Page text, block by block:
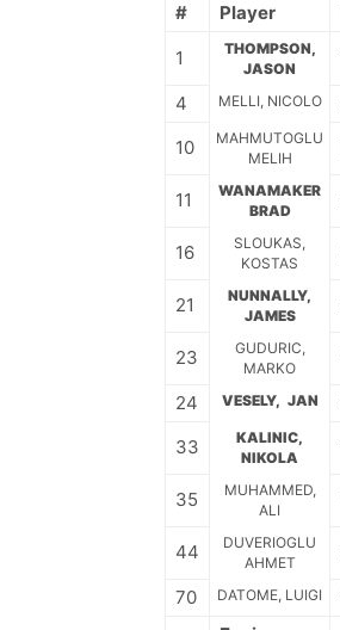
#
Player
1
THOMPSON,
JASON
4
MELLI, NICOLO
10
MAHMUTOGLU
MELIH
11
WANAMAKER
BRAD
16
SLOUKAS,
KOSTAS
21
NUNNALLY,
JAMES
23
GUDURIC,
MARKO
24
VESELY, JAN
33
KALINIC,
NIKOLA
35
MUHAMMED,
ALI
44
DUVERIOGLU
AHMET
70
DATOME, LUIGI